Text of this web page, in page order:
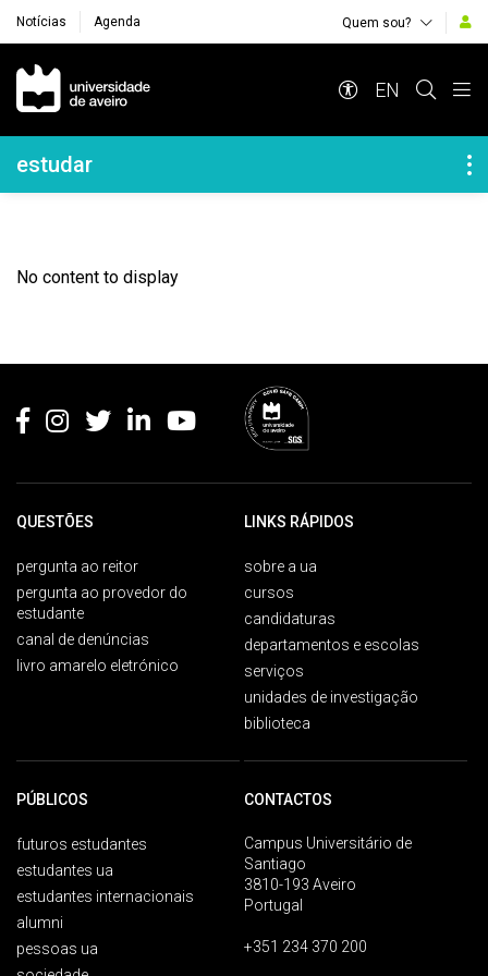
Notícias Agenda Quem sou?
Navegação Principal
EN
Navegação Lateral
estudar
No content to display
QUESTÕES
pergunta ao reitor
pergunta ao provedor do
estudante
canal de denúncias
livro amarelo eletrónico
LINKS RÁPIDOS
sobre a ua
cursos
candidaturas
departamentos e escolas
serviços
unidades de investigação
biblioteca
PÚBLICOS
futuros estudantes
estudantes ua
estudantes internacionais
alumni
pessoas ua
CONTACTOS
Campus Universitário de
Santiago
3810-193 Aveiro
Portugal
+351 234 370 200